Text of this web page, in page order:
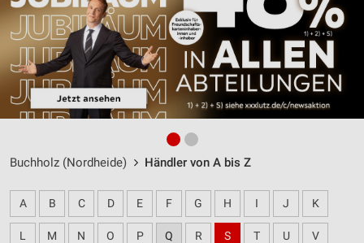
Buchholz (Nordheide) Händler von A bis Z
A B C D E F G H I J K
L M N O P Q R S T U V